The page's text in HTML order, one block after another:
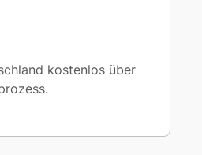
kostenlos über